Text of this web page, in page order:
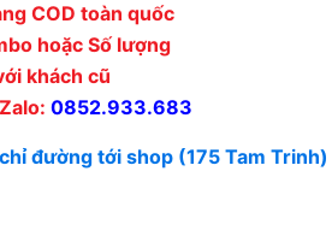
COD toàn quốc
hoặc Số lượng
khách cũ
0852.933.683
đường tới shop (175 Tam Trinh)